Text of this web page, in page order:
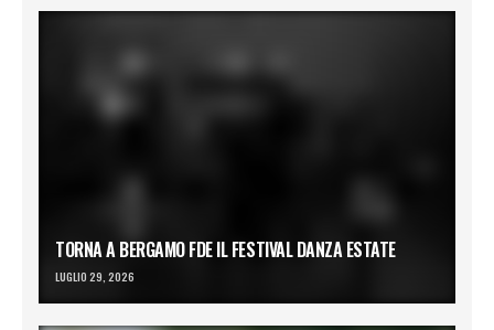
TORNA A BERGAMO FDE IL FESTIVAL DANZA ESTATE
LUGLIO 29, 2026